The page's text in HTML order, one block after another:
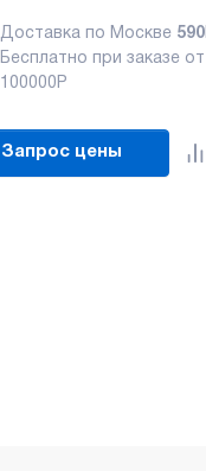
Доставка по Москве 590
Бесплатно при заказе от
100000 Р
Запрос цены